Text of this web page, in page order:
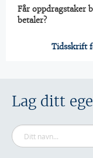
Får oppdragstaker
betaler?
Tidsskrift
Lag ditt